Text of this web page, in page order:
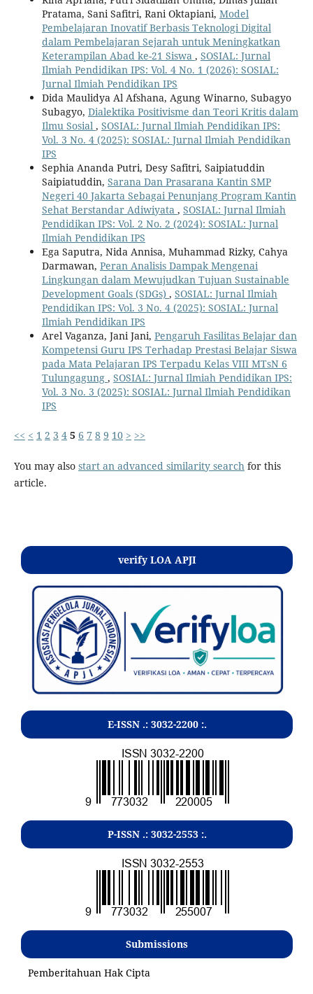
Pratama, Sani Safitri, Rani Oktapiani, Model
Pembelajaran Inovatif Berbasis Teknologi Digital
dalam Pembelajaran Sejarah untuk Meningkatkan
Keterampilan Abad ke-21 Siswa , SOSIAL: Jurnal
Ilmiah Pendidikan IPS: Vol. 4 No. 1 (2026): SOSIAL:
Jurnal Ilmiah Pendidikan IPS
Dida Maulidya Al Afshana, Agung Winarno, Subagyo
Subagyo, Dialektika Positivisme dan Teori Kritis dalam
Ilmu Sosial , SOSIAL: Jurnal Ilmiah Pendidikan IPS:
Vol. 3 No. 4 (2025): SOSIAL: Jurnal Ilmiah Pendidikan
IPS
Sephia Ananda Putri, Desy Safitri, Saipiatuddin
Saipiatuddin, Sarana Dan Prasarana Kantin SMP
Negeri 40 Jakarta Sebagai Penunjang Program Kantin
Sehat Berstandar Adiwiyata , SOSIAL: Jurnal Ilmiah
Pendidikan IPS: Vol. 2 No. 2 (2024): SOSIAL: Jurnal
Ilmiah Pendidikan IPS
Ega Saputra, Nida Annisa, Muhammad Rizky, Cahya
Darmawan, Peran Analisis Dampak Mengenai
Lingkungan dalam Mewujudkan Tujuan Sustainable
Development Goals (SDGs) , SOSIAL: Jurnal Ilmiah
Pendidikan IPS: Vol. 3 No. 4 (2025): SOSIAL: Jurnal
Ilmiah Pendidikan IPS
Arel Vaganza, Jani Jani, Pengaruh Fasilitas Belajar dan
Kompetensi Guru IPS Terhadap Prestasi Belajar Siswa
pada Mata Pelajaran IPS Terpadu Kelas VIII MTsN 6
Tulungagung , SOSIAL: Jurnal Ilmiah Pendidikan IPS:
Vol. 3 No. 3 (2025): SOSIAL: Jurnal Ilmiah Pendidikan
IPS
<< < 1 2 3 4 5 6 7 8 9 10 > >>
You may also start an advanced similarity searchfor this
article.
verify LOA APJI
E-ISSN .: 3032-2200:.
P-ISSN .: 3032-2553:.
Submissions
Pemberitahuan Hak Cipta